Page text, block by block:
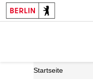
Startseite